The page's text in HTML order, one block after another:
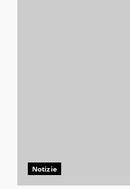
Notizie